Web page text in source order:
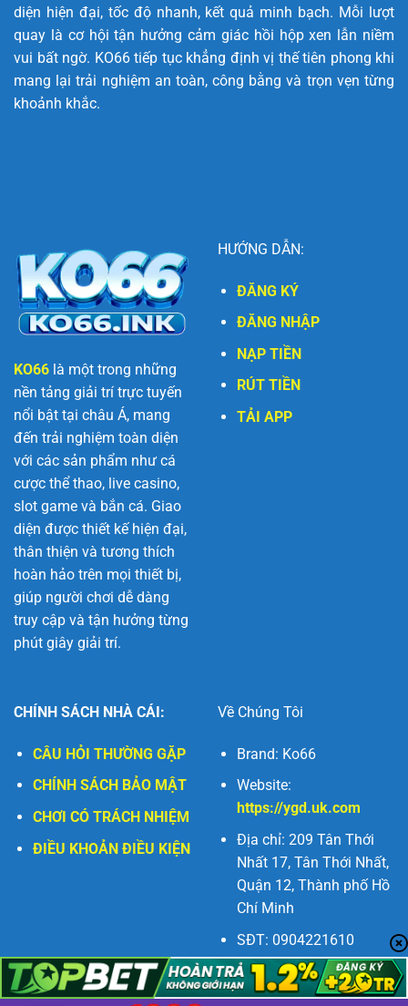
diện hiện đại, tốc độ nhanh, kết quả minh bạch. Mỗi lượt
quay là cơ hội tận hưởng cảm giác hồi hộp xen lẫn niềm
vui bất ngờ. KO66 tiếp tục khẳng định vị thế tiên phong khi
mang lại trải nghiệm an toàn, công bằng và trọn vẹn từng
khoảnh khắc.
KO66 là một trong những
nền tảng giải trí trực tuyến
nổi bật tại châu Á, mang
đến trải nghiệm toàn diện
với các sản phẩm như cá
cược thể thao, live casino,
slot game và bắn cá. Giao
diện được thiết kế hiện đại,
thân thiện và tương thích
hoàn hảo trên mọi thiết bị,
giúp người chơi dễ dàng
truy cập và tận hưởng từng
phút giây giải trí.
HƯỚNG DẪN:
ĐĂNG KÝ
ĐĂNG NHẬP
NẠP TIỀN
RÚT TIỀN
TẢI APP
CHÍNH SÁCH NHÀ CÁI:
CÂU HỎI THƯỜNG GẶP
CHÍNH SÁCH BẢO MẬT
CHƠI CÓ TRÁCH NHIỆM
ĐIỀU KHOẢN ĐIỀU KIỆN
Về Chúng Tôi
Brand: Ko66
Website:
https://ygd.uk.com
Địa chỉ: 209 Tân Thới
Nhất 17, Tân Thới Nhất,
Quận 12, Thành phố Hồ
Chí Minh
SĐT: 0904221610
Email:
ko66ink@gmail.com